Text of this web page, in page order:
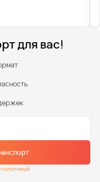
для вас!
политикой